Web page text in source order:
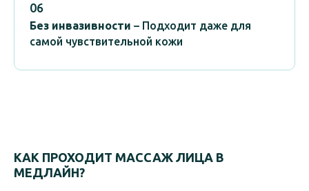
06
Без инвазивности – Подходит даже для
самой чувствительной кожи
КАК ПРОХОДИТ МАССАЖ ЛИЦА В
МЕДЛАЙН?